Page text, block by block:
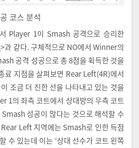
코스 분석
Player 1이 Smash 공격으로 승리한
>과 같다. 구체적으로 NO에서 Winner의
공격 성공으로 총 8점을 획득한 것을
료 지점을 살펴보면 Rear Left(4R)에서
조금 더 진한 선을 나타내고 있는 것을
1의 좌측 코트에서 상대방의 우측 코트
성공이 많다는 것으로 해석할 수
Left 지역에는 Smash로 인한 득점
수 있는데 이는 ‘상대 선수가 코트 왼쪽